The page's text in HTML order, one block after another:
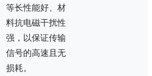
等长性能好、材
料抗电磁干扰性
强，以保证传输
信号的高速且无
损耗。